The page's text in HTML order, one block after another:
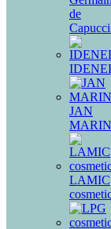
de
JAN
LAMIC